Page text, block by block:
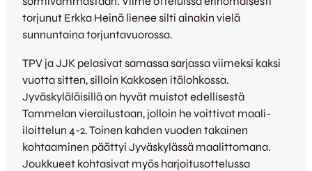
torjunut Erkka Heinä lienee silti ainakin vielä
sunnuntaina torjuntavuorossa.
TPV ja JJK pelasivat samassa sarjassa viimeksi kaksi
vuotta sitten, silloin Kakkosen itälohkossa.
Jyväskyläläisillä on hyvät muistot edellisestä
Tammelan vierailustaan, jolloin he voittivat maali-
iloittelun 4-2. Toinen kahden vuoden takainen
kohtaaminen päättyi Jyväskylässä maalittomana.
Joukkueet kohtasivat myös harjoitusottelussa